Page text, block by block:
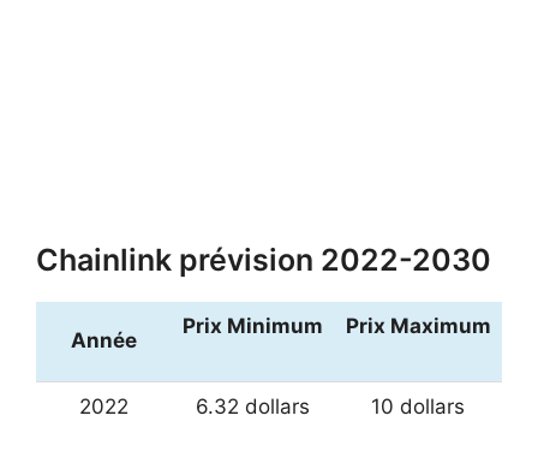
Chainlink prévision 2022-2030
Année
Prix Minimum Prix Maximum
2022 6.32 dollars 10 dollars